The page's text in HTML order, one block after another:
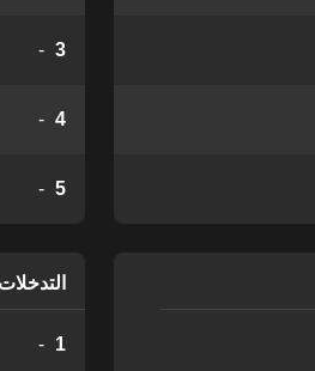
3
-
4
-
5
-
التدخلات
1
-